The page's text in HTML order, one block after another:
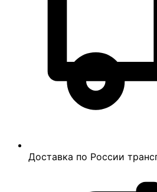
Доставка по России